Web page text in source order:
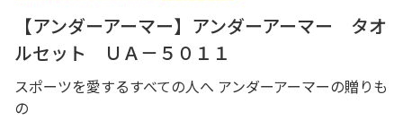
【アンダーアーマー】アンダーアーマー タオ
ルセット ＵＡ－５０１１
スポーツを愛するすべての人へ アンダーアーマーの贈りも
の